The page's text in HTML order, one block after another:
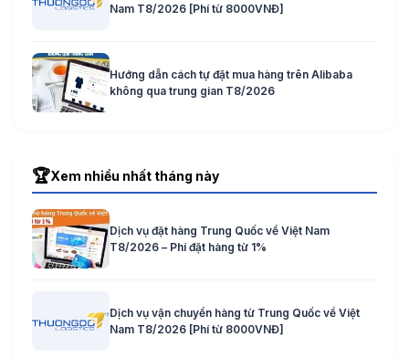
Nam T8/2026 [Phí từ 8000VNĐ]
Hướng dẫn cách tự đặt mua hàng trên Alibaba
không qua trung gian T8/2026
🏆Xem nhiều nhất tháng này
Dịch vụ đặt hàng Trung Quốc về Việt Nam
T8/2026 – Phí đặt hàng từ 1%
Dịch vụ vận chuyển hàng từ Trung Quốc về Việt
Nam T8/2026 [Phí từ 8000VNĐ]